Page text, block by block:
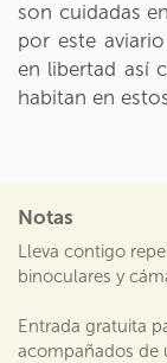
son cuidadas
por este
en libertad así
habitan en
Notas
Lleva contigo
binoculares y
Entrada gratuita
acompañados de